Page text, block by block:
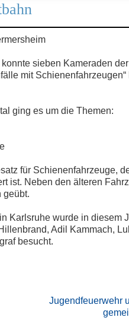
sieben Kameraden
mit
ging es um die Themen:
für Schienenfahrzeuge,
ist. Neben den älteren
geübt.
Karlsruhe wurde in diesem
Adil Kammach,
besucht.
Jugendfeuerwehr